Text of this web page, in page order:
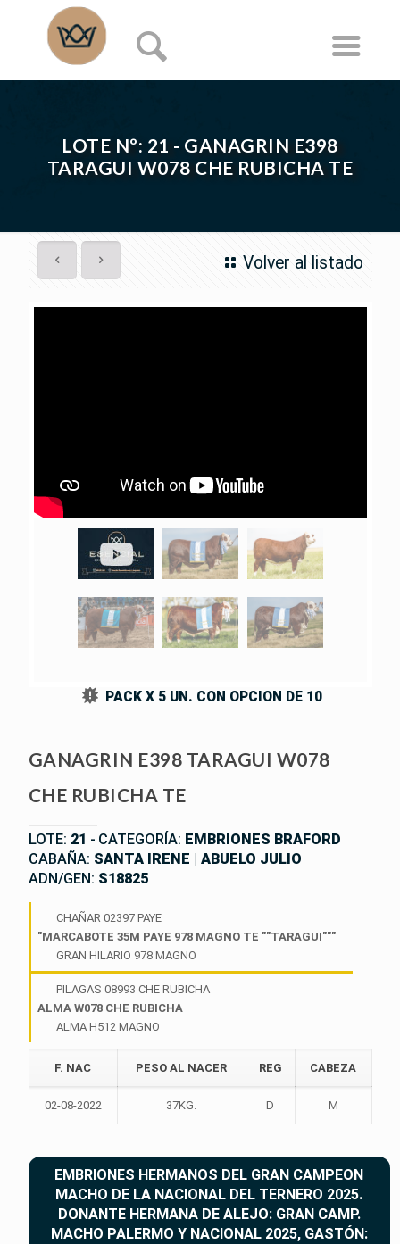
LOTE Nº: 21 - GANAGRIN E398
TARAGUI W078 CHE RUBICHA TE
Volver al listado
PACK X 5 UN. CON OPCION DE 10
GANAGRIN E398 TARAGUI W078
CHE RUBICHA TE
LOTE: 21 - CATEGORÍA: EMBRIONES BRAFORD
CABAÑA: SANTA IRENE | ABUELO JULIO
ADN/GEN: S18825
CHAÑAR 02397 PAYE
"MARCABOTE 35M PAYE 978 MAGNO TE ""TARAGUI"""
GRAN HILARIO 978 MAGNO
PILAGAS 08993 CHE RUBICHA
ALMA W078 CHE RUBICHA
ALMA H512 MAGNO
F. NAC PESO AL NACER REG CABEZA
02-08-2022 37KG. D M
EMBRIONES HERMANOS DEL GRAN CAMPEON
MACHO DE LA NACIONAL DEL TERNERO 2025.
DONANTE HERMANA DE ALEJO: GRAN CAMP.
MACHO PALERMO Y NACIONAL 2025, GASTÓN: